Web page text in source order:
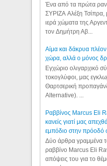
Ένα από τα πρώτα
ΣΥΡΙΖΑ Αλέξη Τσίπρα,
ιερά χώματα της
τον Δημήτρη Αβ...
Αίμα και δάκρυα πλέον
χώρα, αλλά ο μόνος
Εγχώριο ολιγαρχικό
τοκογλύφοι, μας
Θαρτσερική
Alternative). ...
Ραββίνος Marcus Eli
κανείς γιατί μας
εμπόδιο στην πρόοδό
Δύο άρθρα γραμμένα
ραββίνο Marcus Eli
απόψεις του για το